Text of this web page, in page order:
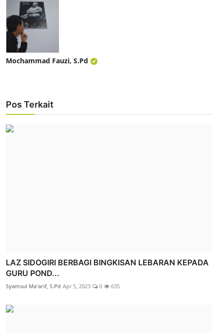
Mochammad Fauzi, S.Pd
Pos Terkait
LAZ SIDOGIRI BERBAGI BINGKISAN LEBARAN KEPADA
GURU POND...
Syamsul Ma'arif, S.Pd Apr 5, 2023 0 635